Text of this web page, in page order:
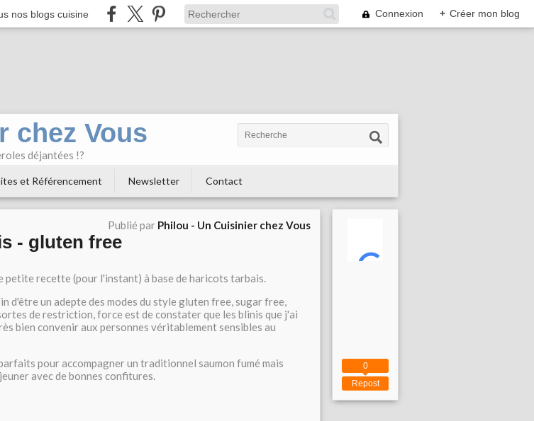
nos blogs cuisine Connexion + Créer mon blog
chez Vous
déjantées !?
et Référencement Newsletter Contact
Publié par Philou - Un Cuisinier chez Vous
- gluten free
petite recette (pour l'instant) à base de haricots tarbais.
d'être un adepte des modes du style gluten free, sugar free,
de restriction, force est de constater que les blinis que j'ai
bien convenir aux personnes véritablement sensibles au
pour accompagner un traditionnel saumon fumé mais
avec de bonnes confitures.
Repost
0